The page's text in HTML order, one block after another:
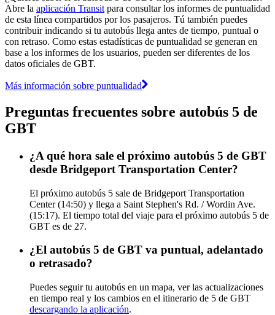
Abre la aplicación Transit para consultar los informes de puntualidad
de esta línea compartidos por los pasajeros. Tú también puedes
contribuir indicando si tu autobús llega antes de tiempo, puntual o
con retraso. Como estas estadísticas de puntualidad se generan en
base a los informes de los usuarios, pueden ser diferentes de los
datos oficiales de GBT.
Más información sobre puntualidad
Preguntas frecuentes sobre autobús 5 de
GBT
¿A qué hora sale el próximo autobús 5 de GBT
desde Bridgeport Transportation Center?
El próximo autobús 5 sale de Bridgeport Transportation
Center (14:50) y llega a Saint Stephen's Rd. / Wordin Ave.
(15:17). El tiempo total del viaje para el próximo autobús 5 de
GBT es de 27.
¿El autobús 5 de GBT va puntual, adelantado
o retrasado?
Puedes seguir tu autobús en un mapa, ver las actualizaciones
en tiempo real y los cambios en el itinerario de 5 de GBT
descargando la aplicación.